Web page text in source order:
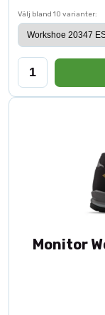
Välj bland 10 varianter:
Monitor